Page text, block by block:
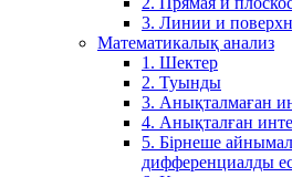
3. Линии и
Математикалық анализ
1. Шектер
2. Туынды
3. Анықталмаған
4. Анықталған
5. Бірнеше
дифференциалды